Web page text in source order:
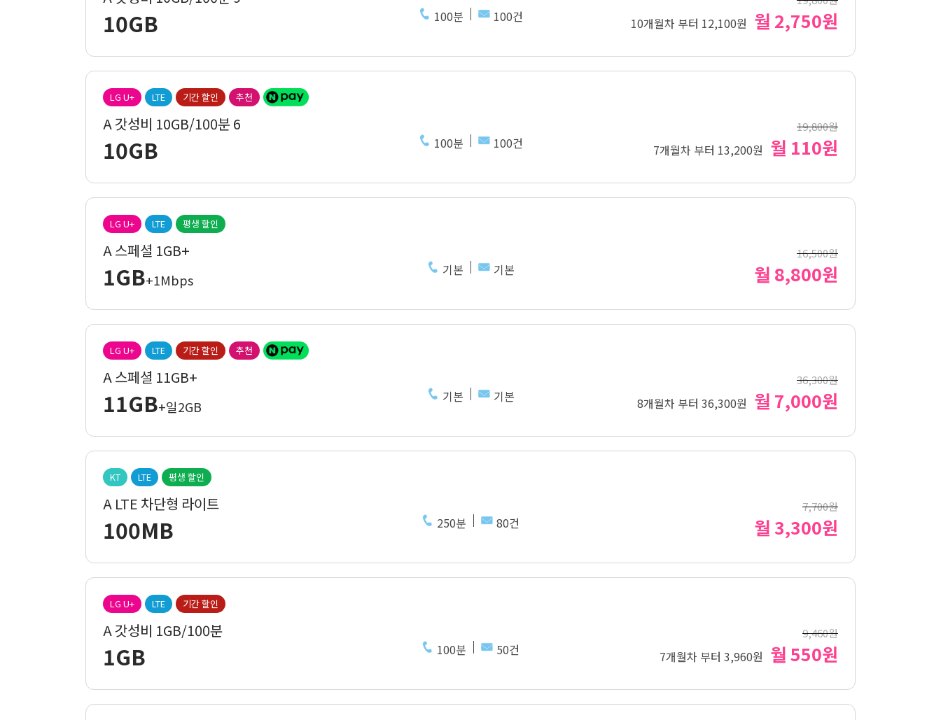
10GB 100분 100건 10개월차 부터 12,100원 월 2,750원
LG U+ LTE 기간 할인 추천
A 갓성비 10GB/100분 6 19,800원
10GB 100분 100건 7개월차 부터 13,200원 월 110원
LG U+ LTE 평생 할인
A 스페셜 1GB+ 16,500원
1GB+1Mbps
기본 기본 월 8,800원
LG U+ LTE 기간 할인 추천
A 스페셜 11GB+ 36,300원
11GB+일2GB
기본 기본 8개월차 부터 36,300원 월 7,000원
KT LTE 평생 할인
A LTE 차단형 라이트 7,700원
100MB 250분 80건 월 3,300원
LG U+ LTE 기간 할인
A 갓성비 1GB/100분 9,460원
1GB 100분 50건 7개월차 부터 3,960원 월 550원